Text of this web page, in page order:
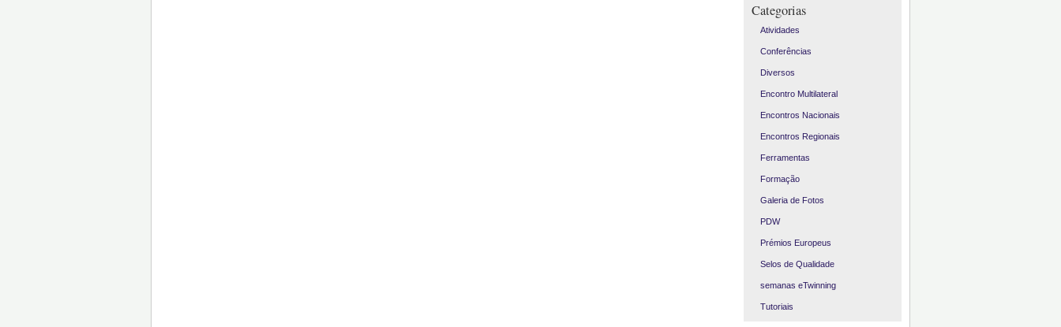
Categorias
Atividades
Conferências
Diversos
Encontro Multilateral
Encontros Nacionais
Encontros Regionais
Ferramentas
Formação
Galeria de Fotos
PDW
Prémios Europeus
Selos de Qualidade
semanas eTwinning
Tutoriais